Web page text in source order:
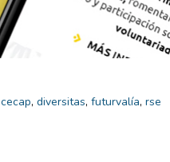
cecap, diversitas, futurvalía, rse